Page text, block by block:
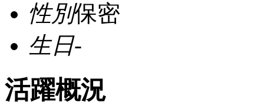
性別保密
生日-
活躍概況